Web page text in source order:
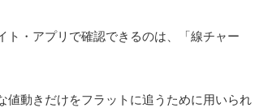
ト・アプリで確認できるのは、「線チャー
値動きだけをフラットに追うために用いられ